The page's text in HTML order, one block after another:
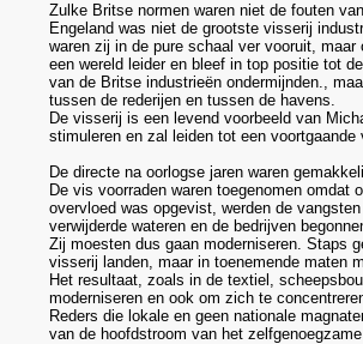
Zulke Britse normen waren niet de fouten
Engeland was niet de grootste visserij
waren zij in de pure schaal ver vooruit,
een wereld leider en bleef in top positie tot
van de Britse industrieën ondermijnden.,
tussen de rederijen en tussen de havens.
De visserij is een levend voorbeeld van
stimuleren en zal leiden tot een voortgaande
De directe na oorlogse jaren waren
De vis voorraden waren toegenomen
overvloed was opgevist, werden de
verwijderde wateren en de bedrijven
Zij moesten dus gaan moderniseren. Staps
visserij landen, maar in toenemende maten
Het resultaat, zoals in de textiel,
moderniseren en ook om zich te
Reders die lokale en geen nationale
van de hoofdstroom van het